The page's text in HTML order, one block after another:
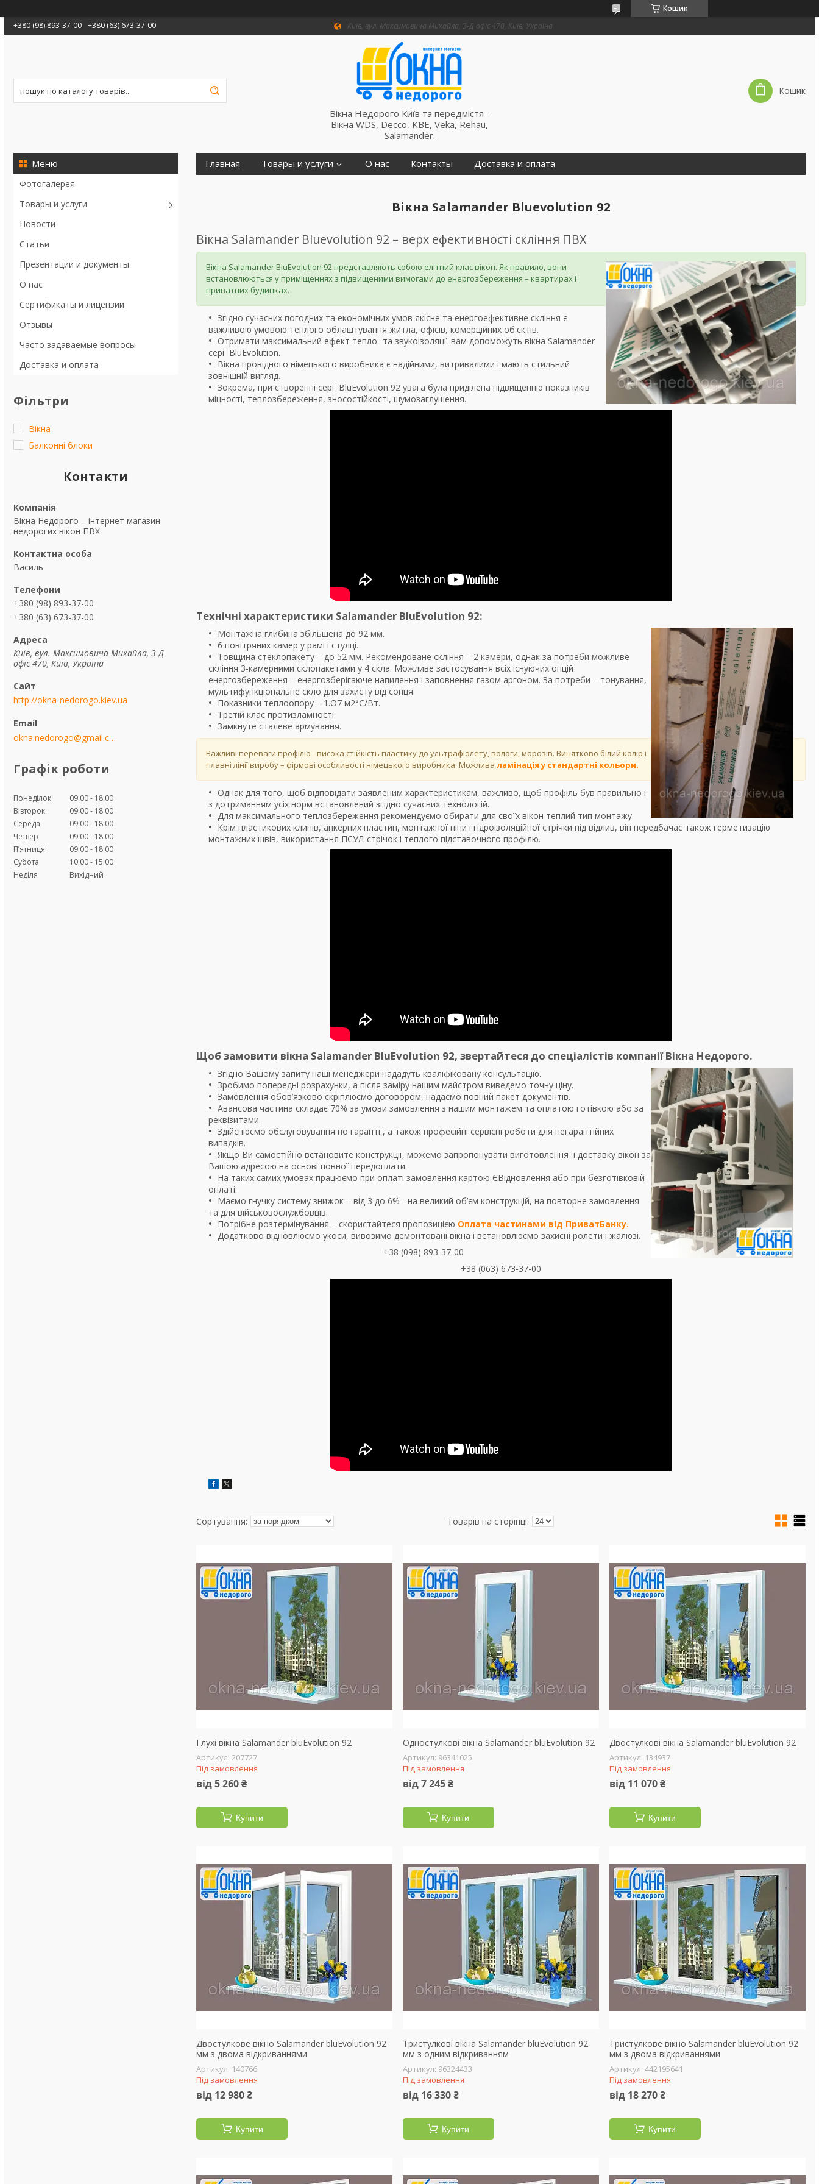
Кошик
+380 (98) 893-37-00 +380 (63) 673-37-00 Київ, вул. Максимовича Михайла, 3-Д офіс 470, Київ, Україна
Вікна Недорого Київ та передмістя -
Вікна WDS, Decco, KBE, Veka, Rehau,
Salamander.
Кошик
Фотогалерея
Товары и услуги
Новости
Статьи
Презентации и документы
О нас
Сертификаты и лицензии
Отзывы
Часто задаваемые вопросы
Доставка и оплата
Фільтри
Вікна
Балконні блоки
Контакти
Вікна Недорого – інтернет магазин
недорогих вікон ПВХ
Василь
+380 (98) 893-37-00
+380 (63) 673-37-00
Київ, вул. Максимовича Михайла, 3-Д
офіс 470, Київ, Україна
http://okna-nedorogo.kiev.ua
okna.nedorogo@gmail.com
Графік роботи
Понеділок 09:00
18:00
Вівторок
09:00
18:00
Середа
09:00
18:00
Четвер
09:00
18:00
Пʼятниця
09:00
18:00
Субота
10:00
15:00
Неділя
Вихідний
Главная Товары и услуги О нас Контакты Доставка и оплата
Вікна Salamander Bluevolution 92
Вікна Salamander Bluevolution 92 – верх ефективності скління ПВХ
Вікна Salamander BluEvolution 92 представляють собою елітний клас вікон. Як правило, вони
встановлюються у приміщеннях з підвищеними вимогами до енергозбереження – квартирах і
приватних будинках.
Згідно сучасних погодних та економічних умов якісне та енергоефективне скління є
важливою умовою теплого облаштування житла, офісів, комерційних об'єктів.
Отримати максимальний ефект тепло- та звукоізоляції вам допоможуть вікна Salamander
серії BluEvolution.
Вікна провідного німецького виробника є надійними, витривалими і мають стильний
зовнішній вигляд.
Зокрема, при створенні серії BluEvolution 92 увага була приділена підвищенню показників
міцності, теплозбереження, зносостійкості, шумозаглушення.
Технічні характеристики Salamander BluEvolution 92:
Монтажна глибина збільшена до 92 мм.
6 повітряних камер у рамі і стулці.
Товщина стеклопакету – до 52 мм. Рекомендоване скління – 2 камери, однак за потреби можливе
скління 3-камерними склопакетами у 4 скла. Можливе застосування всіх існуючих опцій
енергозбереження – енергозберігаюче напилення і заповнення газом аргоном. За потреби – тонування,
мультифункціональне скло для захисту від сонця.
Показники теплоопору – 1.О7 м2°С/Вт.
Третій клас протизламності.
Замкнуте сталеве армування.
Важливі переваги профілю - висока стійкість пластику до ультрафіолету, вологи, морозів. Винятково білий колір і
плавні лінії виробу – фірмові особливості німецького виробника. Можлива ламінація у стандартні кольори.
Однак для того, щоб відповідати заявленим характеристикам, важливо, щоб профіль був правильно і
з дотриманням усіх норм встановлений згідно сучасних технологій.
Для максимального теплозбереження рекомендуємо обирати для своїх вікон теплий тип монтажу.
Крім пластикових клинів, анкерних пластин, монтажної піни і гідроізоляційної стрічки під відлив, він передбачає також герметизацію
монтажних швів, використання ПСУЛ-стрічок і теплого підставочного профілю.
Щоб замовити вікна Salamander BluEvolution 92, звертайтеся до спеціалістів компанії Вікна Недорого.
Згідно Вашому запиту наші менеджери нададуть кваліфіковану консультацію.
Зробимо попередні розрахунки, а після заміру нашим майстром виведемо точну ціну.
Замовлення обов’язково скріплюємо договором, надаємо повний пакет документів.
Авансова частина складає 70% за умови замовлення з нашим монтажем та оплатою готівкою або за
реквізитами.
Здійснюємо обслуговування по гарантії, а також професійні сервісні роботи для негарантійних
випадків.
Якщо Ви самостійно встановите конструкції, можемо запропонувати виготовлення і доставку вікон за
Вашою адресою на основі повної передоплати.
На таких самих умовах працюємо при оплаті замовлення картою ЄВідновлення або при безготівковій
оплаті.
Маємо гнучку систему знижок – від 3 до 6% - на великий об’єм конструкцій, на повторне замовлення
та для військовослужбовців.
Потрібне розтермінування – скористайтеся пропозицією Оплата частинами від ПриватБанку.
Додатково відновлюємо укоси, вивозимо демонтовані вікна і встановлюємо захисні ролети і жалюзі.
+38 (098) 893-37-00
+38 (063) 673-37-00
Глухі вікна Salamander bluEvolution 92
207727
Під замовлення
від 5 260 ₴
Купити
Одностулкові вікна Salamander bluEvolution 92
96341025
Під замовлення
від 7 245 ₴
Купити
Двостулкові вікна Salamander bluEvolution 92
134937
Під замовлення
від 11 070 ₴
Купити
Двостулкове вікно Salamander bluEvolution 92
мм з двома відкриваннями
140766
Під замовлення
від 12 980 ₴
Купити
Тристулкові вікна Salamander bluEvolution 92
мм з одним відкриванням
96324433
Під замовлення
від 16 330 ₴
Купити
Тристулкове вікно Salamander bluEvolution 92
мм з двома відкриваннями
442195641
Під замовлення
від 18 270 ₴
Купити